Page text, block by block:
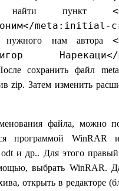
найти пункт
meta:initial-
нужного нам автора
сохранить файл
zip. Затем изменить
файла, можно
программой
и др.. Для этого
выбрать WinRAR.
открыть в редакторе